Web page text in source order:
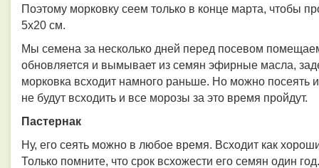
Поэтому морковку сеем только в конце марта, чтобы
5х20 см.
Мы семена за несколько дней перед посевом
обновляется и вымывает из семян эфирные масла,
морковка всходит намного раньше. Но можно посеять
не будут всходить и все морозы за это время пройдут.
Пастернак
Ну, его сеять можно в любое время. Всходит как
Только помните, что срок всхожести его семян один